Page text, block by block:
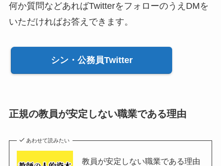
何か質問などあればTwitterをフォローのうえDMを
いただければお答えできます。
シン・公務員Twitter
正規の教員が安定しない職業である理由
あわせて読みたい
教員が安定しない職業である理由